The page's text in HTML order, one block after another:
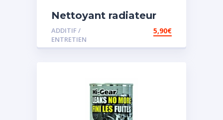
Nettoyant radiateur
ADDITIF /
ENTRETIEN
5,90€